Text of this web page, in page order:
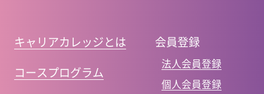
キャリアカレッジとは
コースプログラム
会員登録
法人会員登録
個人会員登録